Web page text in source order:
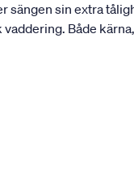
sängen sin extra
Både